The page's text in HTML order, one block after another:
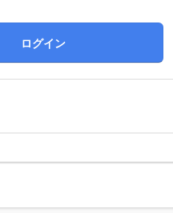
ログイン